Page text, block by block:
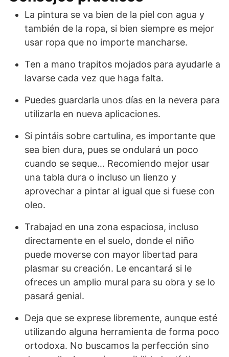
La pintura se va bien de la piel con agua y
también de la ropa, si bien siempre es mejor
usar ropa que no importe mancharse.
Ten a mano trapitos mojados para ayudarle a
lavarse cada vez que haga falta.
Puedes guardarla unos días en la nevera para
utilizarla en nueva aplicaciones.
Si pintáis sobre cartulina, es importante que
sea bien dura, pues se ondulará un poco
cuando se seque… Recomiendo mejor usar
una tabla dura o incluso un lienzo y
aprovechar a pintar al igual que si fuese con
oleo.
Trabajad en una zona espaciosa, incluso
directamente en el suelo, donde el niño
puede moverse con mayor libertad para
plasmar su creación. Le encantará si le
ofreces un amplio mural para su obra y se lo
pasará genial.
Deja que se exprese libremente, aunque esté
utilizando alguna herramienta de forma poco
ortodoxa. No buscamos la perfección sino